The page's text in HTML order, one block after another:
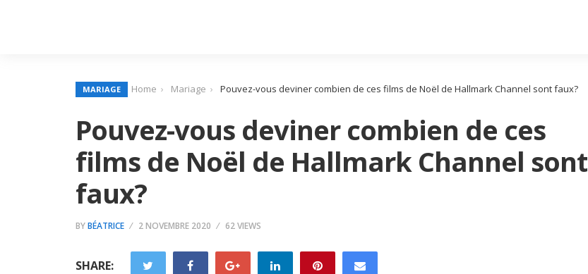
MARIAGE Home Mariage Pouvez-vous deviner combien de ces films de Noël de Hallmark Channel sont faux?
Pouvez-vous deviner combien de ces
films de Noël de Hallmark Channel sont
faux?
BYBÉATRICE 2 NOVEMBRE 2020 62 VIEWS
SHARE: